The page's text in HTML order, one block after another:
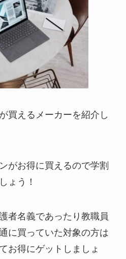
買えるメーカーを紹介し
がお得に買えるので学割
ょう！
者名義であったり教職員
に買っていた対象の方は
お得にゲットしましょ